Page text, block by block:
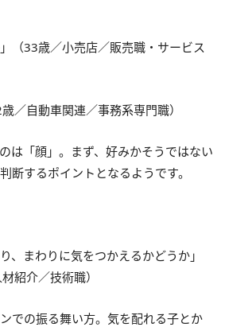
（33歳／小売店／販売職・サービス
／自動車関連／事務系専門職）
は「顔」。まず、好みかそうではない
断するポイントとなるようです。
、まわりに気をつかえるかどうか」
紹介／技術職）
での振る舞い方。気を配れる子とか